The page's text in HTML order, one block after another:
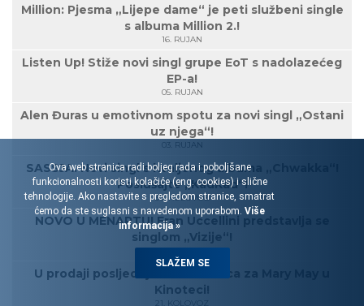
Million: Pjesma „Lijepe dame“ je peti službeni single
s albuma Million 2.!
16. RUJAN
Listen Up! Stiže novi singl grupe EoT s nadolazećeg
EP-a!
05. RUJAN
Alen Đuras u emotivnom spotu za novi singl „Ostani
uz njega“!
03. RUJAN
SASSJA: Novi singl s hvaljenog albuma „Chwakka“!
Poslušajte „KadKad“!
30. KOLOVOZ
NOVO U MENARTU! Fran Uccellini predstavlja se
singlom „Vizije“!
23. KOLOVOZ
U prodaji posljednjih 100 ulaznica za Mary May u
Kinoteci!
21. KOLOVOZ
Ova web stranica radi boljeg rada i poboljšane
funkcionalnosti koristi kolačiće (eng. cookies) i slične
tehnologije. Ako nastavite s pregledom stranice, smatrat
ćemo da ste suglasni s navedenom uporabom. Više
informacija »
SLAŽEM SE